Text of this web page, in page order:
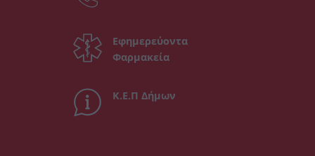
Εφημερεύοντα
Φαρμακεία
Κ.Ε.Π Δήμων